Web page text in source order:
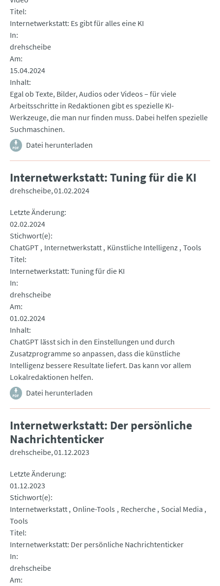
Titel
Internetwerkstatt: Es gibt für alles eine KI
In
drehscheibe
Am
15.04.2024
Inhalt
Egal ob Texte, Bilder, Audios oder Videos – für viele
Arbeitsschritte in Redaktionen gibt es spezielle KI-
Werkzeuge, die man nur finden muss. Dabei helfen spezielle
Suchmaschinen.
Datei herunterladen
Internetwerkstatt: Tuning für die KI
drehscheibe 01.02.2024
Letzte Änderung
02.02.2024
Stichwort(e)
ChatGPT Internetwerkstatt Künstliche Intelligenz Tools
Titel
Internetwerkstatt: Tuning für die KI
In
drehscheibe
Am
01.02.2024
Inhalt
ChatGPT lässt sich in den Einstellungen und durch
Zusatzprogramme so anpassen, dass die künstliche
Intelligenz bessere Resultate liefert. Das kann vor allem
Lokalredaktionen helfen.
Datei herunterladen
Internetwerkstatt: Der persönliche
Nachrichtenticker
drehscheibe 01.12.2023
Letzte Änderung
01.12.2023
Stichwort(e)
Internetwerkstatt Online-Tools Recherche Social Media
Tools
Titel
Internetwerkstatt: Der persönliche Nachrichtenticker
In
drehscheibe
Am